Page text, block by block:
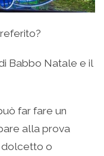
Babbo Natale e il
far fare un
alla prova
dolcetto o